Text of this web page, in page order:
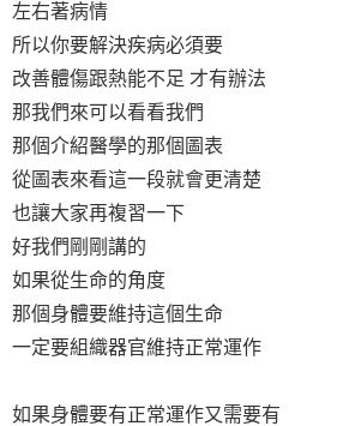
左右著病情
所以你要解決疾病必須要
改善體傷跟熱能不足 才有辦法
那我們來可以看看我們
那個介紹醫學的那個圖表
從圖表來看這一段就會更清楚
也讓大家再複習一下
好我們剛剛講的
如果從生命的角度
那個身體要維持這個生命
一定要組織器官維持正常運作
如果身體要有正常運作又需要有